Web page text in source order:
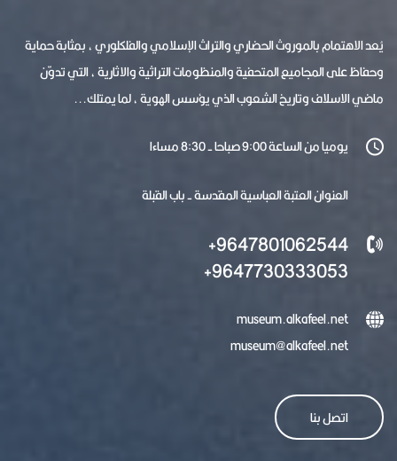
يُعد الاهتمام بالموروث الحضاري والتراث الإسلامي والفلكلوري ، بمثابة حماية
وحفاظ على المجاميع المتحفية والمنظومات التراثية والاثارية ، التي تدوّن
ماضي الاسلاف وتاريخ الشعوب الذي يؤسس الهوية ، لما يمتلك...
يوميا من الساعة 9:00 صباحا - 8:30 مساءا
العنوان العتبة العباسية المقدسة - باب القبلة
9647801062544+
9647730333053+
museum.alkafeel.net
museum@alkafeel.net
اتصل بنا